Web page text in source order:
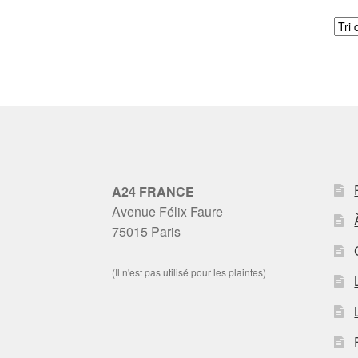
A24 FRANCE
Avenue Félix Faure
75015 Paris
(Il n'est pas utilisé pour les plaintes)